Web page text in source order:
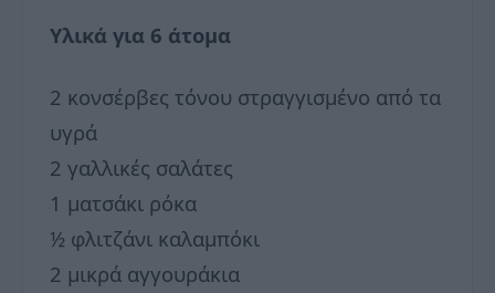
Υλικά για 6 άτομα
2 κονσέρβες τόνου στραγγισμένο από τα
υγρά
2 γαλλικές σαλάτες
1 ματσάκι ρόκα
½ φλιτζάνι καλαμπόκι
2 μικρά αγγουράκια